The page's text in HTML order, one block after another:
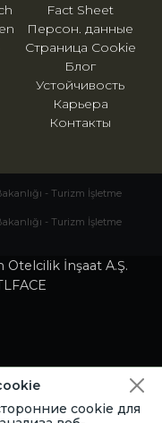
Fact Sheet
Персон. данные
Страница Cookie
Блог
Устойчивость
Карьера
Контакты
- Turizm İşletme
- Turizm İşletme
İnşaat A.Ş.
cookie для